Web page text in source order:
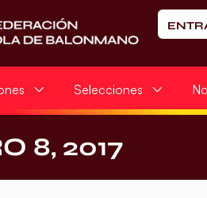
Selecciones
8, 2017